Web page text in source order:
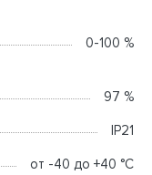
0-100 %
97 %
IP21
от -40 до +40 °C